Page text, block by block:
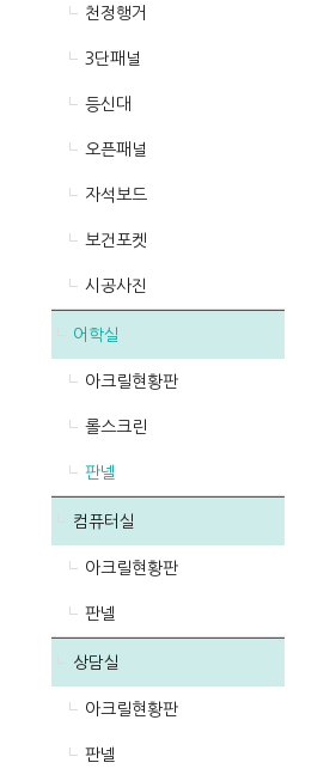
천정행거
3단패널
등신대
오픈패널
자석보드
보건포켓
시공사진
어학실
아크릴현황판
롤스크린
판넬
컴퓨터실
아크릴현황판
판넬
상담실
아크릴현황판
판넬